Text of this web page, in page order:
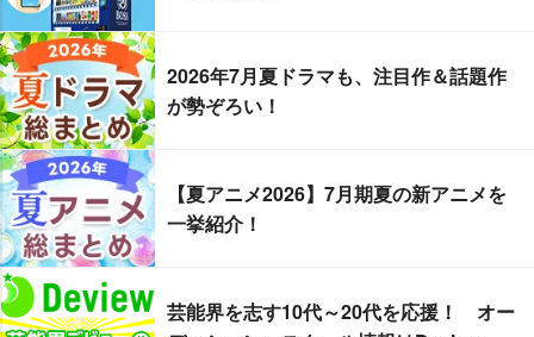
2026年7月夏ドラマも、注目作＆話題作
が勢ぞろい！
【夏アニメ2026】7月期夏の新アニメを
一挙紹介！
芸能界を志す10代～20代を応援！ オー